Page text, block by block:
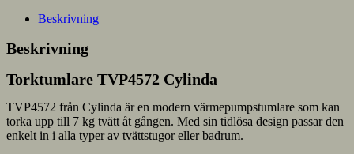
Beskrivning
Beskrivning
Torktumlare TVP4572 Cylinda
TVP4572 från Cylinda är en modern värmepumpstumlare som kan
torka upp till 7 kg tvätt åt gången. Med sin tidlösa design passar den
enkelt in i alla typer av tvättstugor eller badrum.